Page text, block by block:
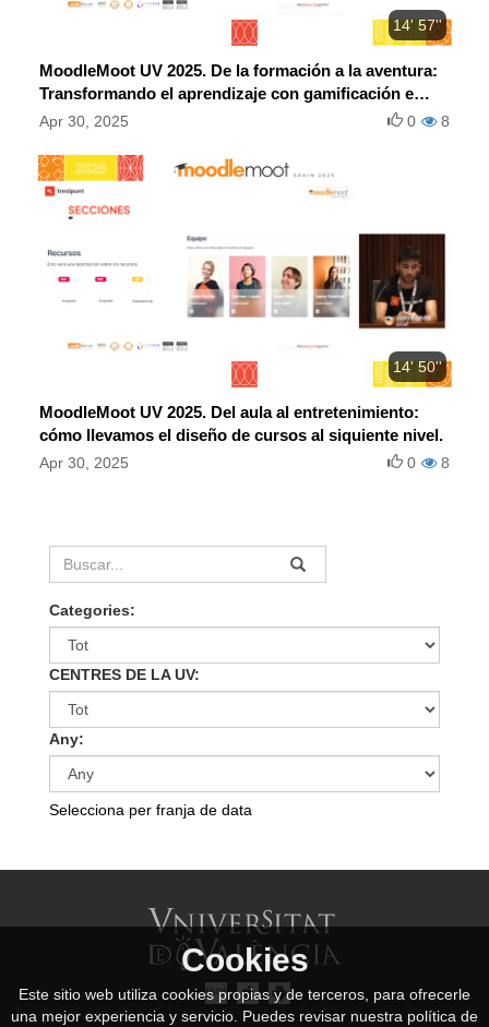
14' 57''
MoodleMoot UV 2025. De la formación a la aventura:
Transformando el aprendizaje con gamificación e
interactividad en Moodle.
Apr 30, 2025 8
0
14' 50''
MoodleMoot UV 2025. Del aula al entretenimiento:
cómo llevamos el diseño de cursos al siquiente nivel.
Apr 30, 2025 8
0
Categories:
CENTRES DE LA UV:
Any:
Selecciona per franja de data
Cookies
Este sitio web utiliza cookies propias y de terceros, para ofrecerle
una mejor experiencia y servicio. Puedes revisar nuestra política de